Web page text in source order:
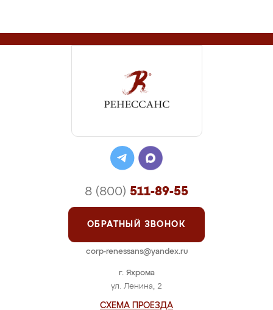
г. Яхрома
ул. Ленина, 2
СХЕМА ПРОЕЗДА
8 (800) 511-89-55
ОБРАТНЫЙ ЗВОНОК
corp-renessans@yandex.ru